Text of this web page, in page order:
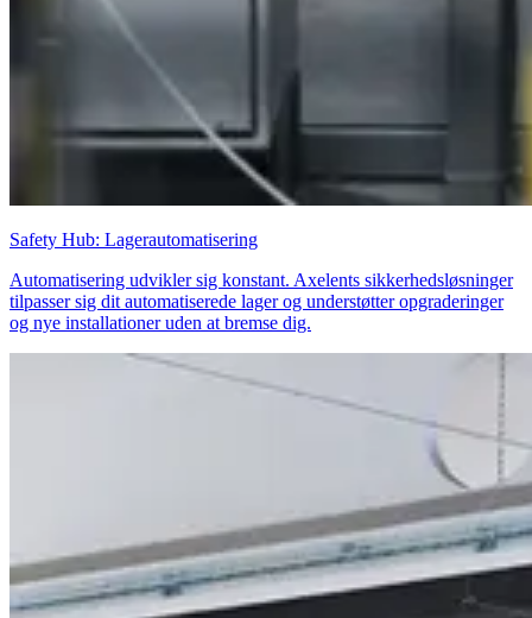
Safety Hub: Lagerautomatisering
Automatisering udvikler sig konstant. Axelents sikkerhedsløsninger
tilpasser sig dit automatiserede lager og understøtter opgraderinger
og nye installationer uden at bremse dig.